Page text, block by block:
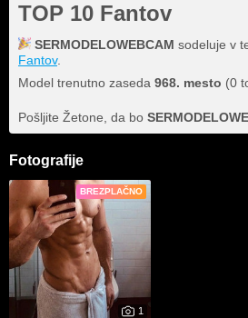
TOP 10 Fantov
SERMODELOWEBCAM sodeluje v
Fantov.
Model trenutno zaseda 968. mesto (0
Pošljite Žetone, da bo
Fotografije
BREZPLAČNO
1